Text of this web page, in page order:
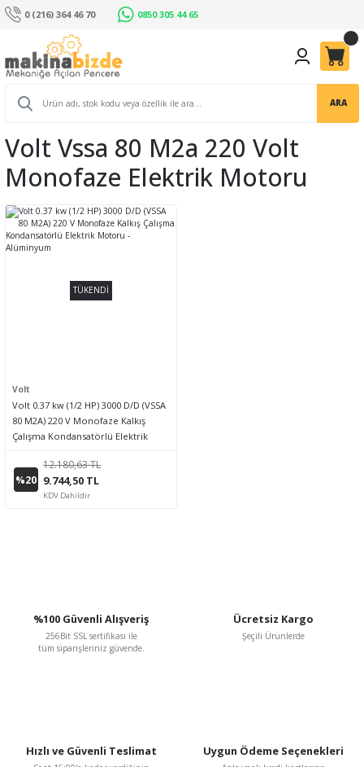
0 (216) 364 46 70 0850 305 44 65
ARA
Volt Vssa 80 M2a 220 Volt
Monofaze Elektrik Motoru
TÜKENDİ
Volt
Volt 0.37 kw (1/2 HP) 3000 D/D (VSSA
80 M2A) 220 V Monofaze Kalkış
Çalışma Kondansatörlü Elektrik
%20
12.180,63 TL
9.744,50 TL
KDV Dahildir
%100 Güvenli Alışveriş
256Bit SSL sertifikası ile
tüm siparişleriniz güvende.
Ücretsiz Kargo
Şeçili Ürünlerde
Hızlı ve Güvenli Teslimat Uygun Ödeme Seçenekleri